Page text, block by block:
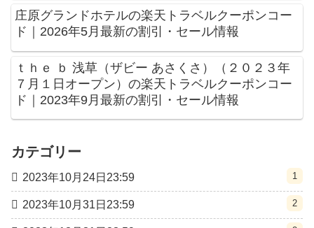
庄原グランドホテルの楽天トラベルクーポンコー
ド｜2026年5月最新の割引・セール情報
ｔｈｅ ｂ 浅草（ザビー あさくさ）（２０２３年
７月１日オープン）の楽天トラベルクーポンコー
ド｜2023年9月最新の割引・セール情報
カテゴリー
2023年10月24日23:59 1
2023年10月31日23:59 2